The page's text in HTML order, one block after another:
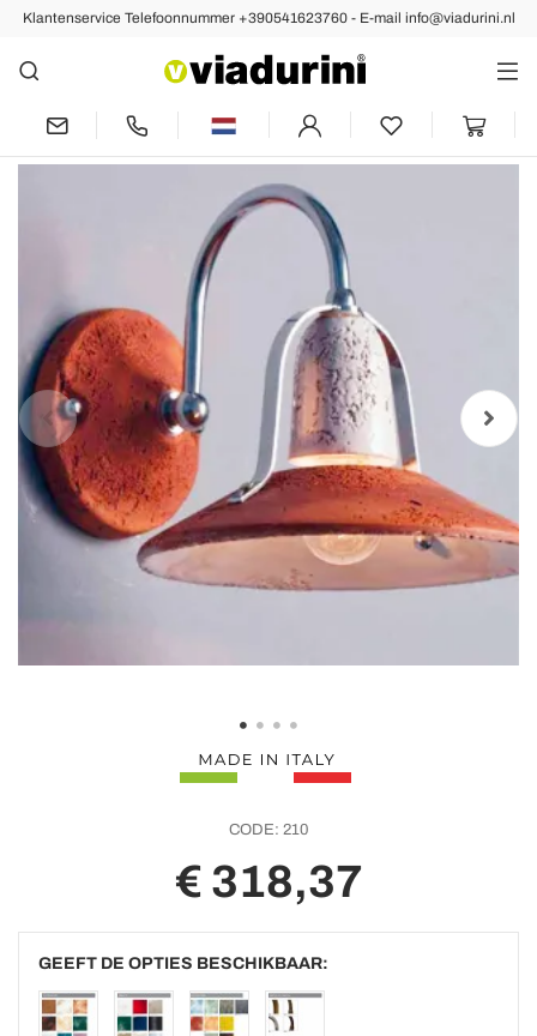
Klantenservice Telefoonnummer +390541623760 - E-mail info@viadurini.nl
Vorige Volgende
TOSCOT Asiago muur met wapens
gemaakt in Toscane
CODE: 210
€ 318,37
GEEFT DE OPTIES BESCHIKBAAR: